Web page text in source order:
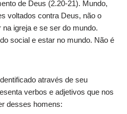
de Deus (2.20-21). Mundo,
voltados contra Deus, não o
igreja e se ser do mundo.
social e estar no mundo. Não é
através de seu
verbos e adjetivos que nos
desses homens: